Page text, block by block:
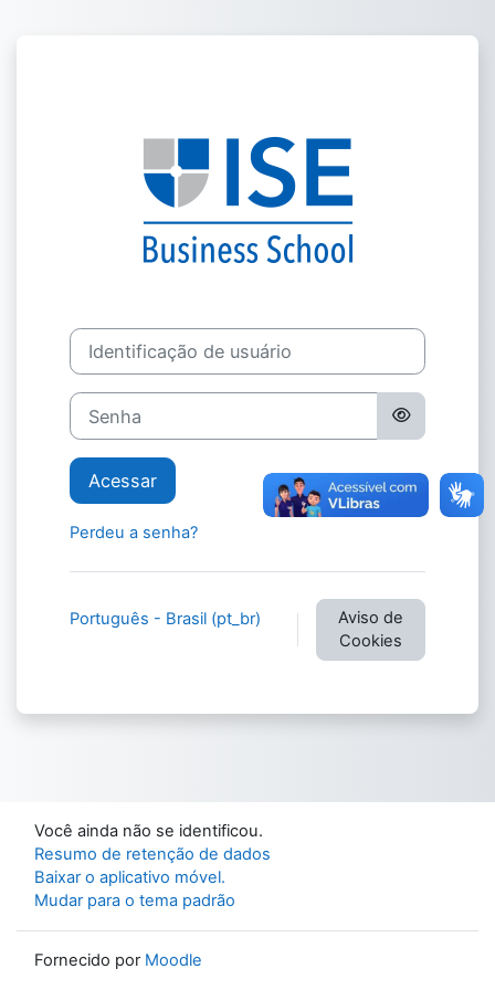
Identificação de usuário
Senha
Acessar
Perdeu a senha?
Português - Brasil ‎(pt_br)‎
Aviso de
Cookies
Você ainda não se identificou.
Resumo de retenção de dados
Baixar o aplicativo móvel.
Mudar para o tema padrão
Fornecido por Moodle